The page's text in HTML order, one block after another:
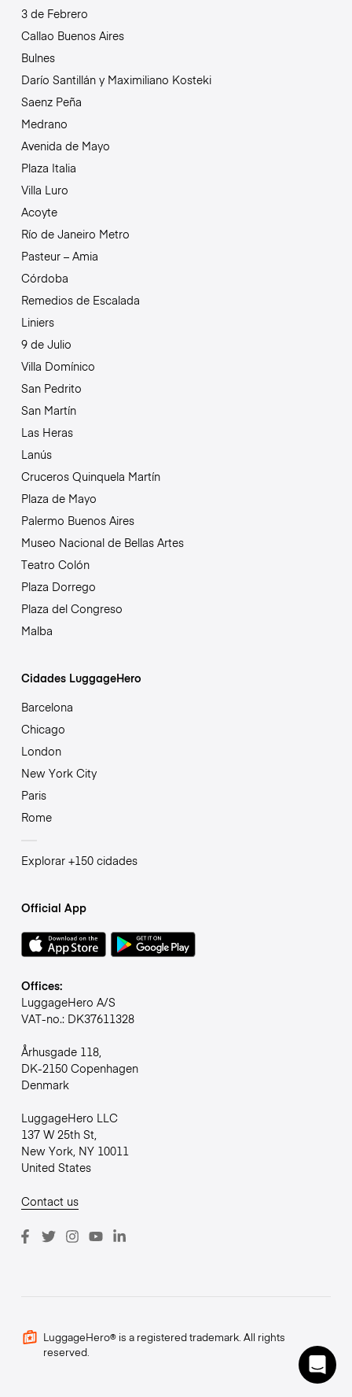
3 de Febrero
Callao Buenos Aires
Bulnes
Darío Santillán y Maximiliano Kosteki
Saenz Peña
Medrano
Avenida de Mayo
Plaza Italia
Villa Luro
Acoyte
Río de Janeiro Metro
Pasteur – Amia
Córdoba
Remedios de Escalada
Liniers
9 de Julio
Villa Domínico
San Pedrito
San Martín
Las Heras
Lanús
Cruceros Quinquela Martín
Plaza de Mayo
Palermo Buenos Aires
Museo Nacional de Bellas Artes
Teatro Colón
Plaza Dorrego
Plaza del Congreso
Malba
Cidades LuggageHero
Barcelona
Chicago
London
New York City
Paris
Rome
Explorar +150 cidades
Official App
Offices:
LuggageHero A/S
VAT-no.: DK37611328
Århusgade 118,
DK-2150 Copenhagen
Denmark
LuggageHero LLC
137 W 25th St,
New York, NY 10011
United States
Contact us
LuggageHero® is a registered trademark. All rights
reserved.